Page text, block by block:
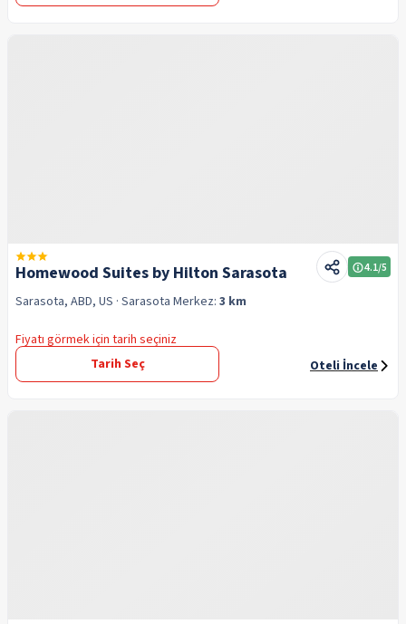
Homewood Suites by Hilton Sarasota 4.1/5
Sarasota, ABD, US · Sarasota Merkez: 3 km
Fiyatı görmek için tarih seçiniz
Tarih Seç
Oteli İncele